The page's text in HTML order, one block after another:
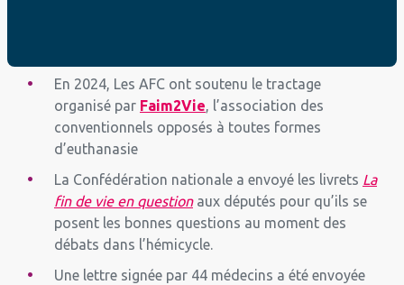
En 2024, Les AFC ont soutenu le tractage
organisé par Faim2Vie, l’association des
conventionnels opposés à toutes formes
d’euthanasie
La Confédération nationale a envoyé les livrets La
fin de vie en question aux députés pour qu’ils se
posent les bonnes questions au moment des
débats dans l’hémicycle.
Une lettre signée par 44 médecins a été envoyée